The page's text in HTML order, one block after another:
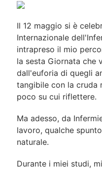
Il 12 maggio si è
Internazionale
intrapreso il mio
la sesta Giornata che
dall'euforia di quegli
tangibile con la cruda
poco su cui riflettere.
Ma adesso, da
lavoro, qualche
naturale.
Durante i miei studi,